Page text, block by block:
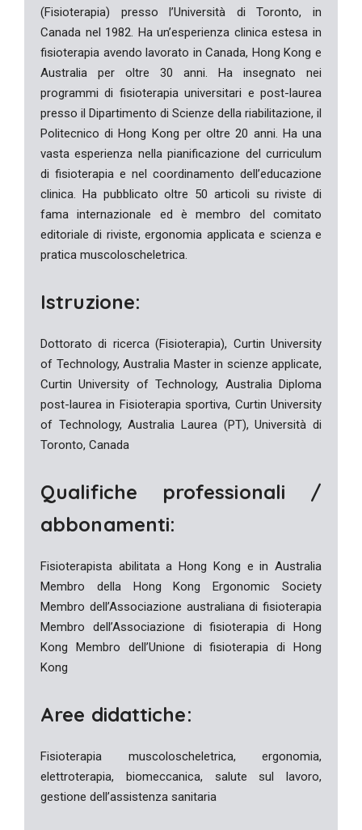
(Fisioterapia) presso l’Università di Toronto, in
Canada nel 1982. Ha un’esperienza clinica estesa in
fisioterapia avendo lavorato in Canada, Hong Kong e
Australia per oltre 30 anni. Ha insegnato nei
programmi di fisioterapia universitari e post-laurea
presso il Dipartimento di Scienze della riabilitazione, il
Politecnico di Hong Kong per oltre 20 anni. Ha una
vasta esperienza nella pianificazione del curriculum
di fisioterapia e nel coordinamento dell’educazione
clinica. Ha pubblicato oltre 50 articoli su riviste di
fama internazionale ed è membro del comitato
editoriale di riviste, ergonomia applicata e scienza e
pratica muscoloscheletrica.
Istruzione:
Dottorato di ricerca (Fisioterapia), Curtin University
of Technology, Australia Master in scienze applicate,
Curtin University of Technology, Australia Diploma
post-laurea in Fisioterapia sportiva, Curtin University
of Technology, Australia Laurea (PT), Università di
Toronto, Canada
Qualifiche professionali /
abbonamenti:
Fisioterapista abilitata a Hong Kong e in Australia
Membro della Hong Kong Ergonomic Society
Membro dell’Associazione australiana di fisioterapia
Membro dell’Associazione di fisioterapia di Hong
Kong Membro dell’Unione di fisioterapia di Hong
Kong
Aree didattiche:
Fisioterapia muscoloscheletrica, ergonomia,
elettroterapia, biomeccanica, salute sul lavoro,
gestione dell’assistenza sanitaria